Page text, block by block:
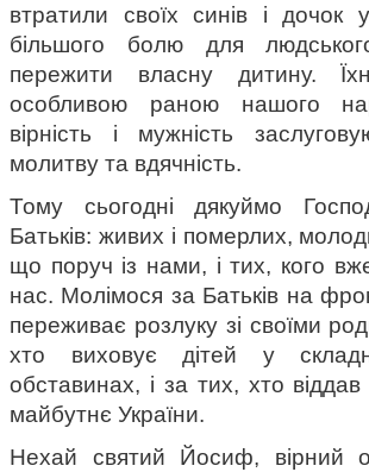
втратили своїх синів і дочок
більшого болю для
пережити власну дитину.
особливою раною нашого
вірність і мужність
молитву та вдячність.
Тому сьогодні дякуймо
Батьків: живих і померлих,
що поруч із нами, і тих, кого
нас. Молімося за Батьків на
переживає розлуку зі своїми
хто виховує дітей у
обставинах, і за тих, хто
майбутнє України.
Нехай святий Йосиф, вірний